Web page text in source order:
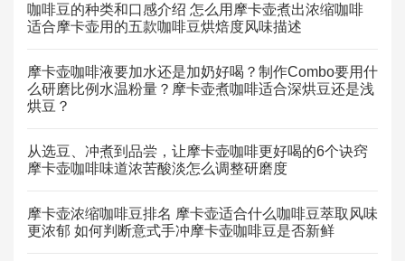
咖啡豆的种类和口感介绍 怎么用摩卡壶煮出浓缩咖啡
适合摩卡壶用的五款咖啡豆烘焙度风味描述
摩卡壶咖啡液要加水还是加奶好喝？制作Combo要用什
么研磨比例水温粉量？摩卡壶煮咖啡适合深烘豆还是浅
烘豆？
从选豆、冲煮到品尝，让摩卡壶咖啡更好喝的6个诀窍
摩卡壶咖啡味道浓苦酸淡怎么调整研磨度
摩卡壶浓缩咖啡豆排名 摩卡壶适合什么咖啡豆萃取风味
更浓郁 如何判断意式手冲摩卡壶咖啡豆是否新鲜